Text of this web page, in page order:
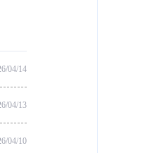
04/14
04/13
04/10